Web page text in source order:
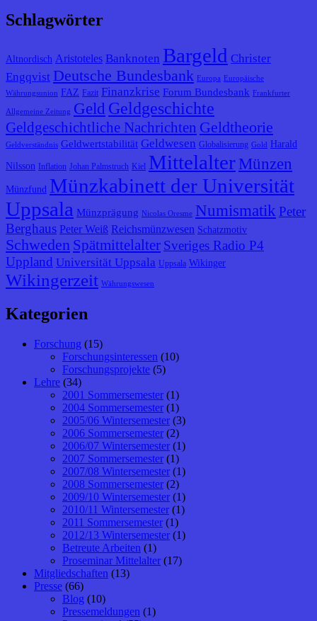
Schlagwörter
Altnordisch Aristoteles Banknoten Bargeld Christer
Engqvist Deutsche Bundesbank Europa
Europäische
Währungsunion FAZ Fazit Finanzkrise Forum Bundesbank Frankfurter
Allgemeine Zeitung Geld Geldgeschichte
Geldgeschichtliche Nachrichten Geldtheorie
Geldverständnis Geldwertstabilität Geldwesen Globalisierung Gold Harald
Nilsson Inflation Johan Palmstruch Kiel Mittelalter Münzen
Münzfund Münzkabinett der Universität
Uppsala Münzprägung Nicolas Oresme Numismatik Peter
Berghaus Peter Weiß Reichsmünzwesen Schatzmotiv
Schweden Spätmittelalter Sveriges Radio P4
Uppland Universität Uppsala Uppsala Wikinger
Wikingerzeit Währungswesen
Kategorien
Forschung (15)
Forschungsinteressen (10)
Forschungsprojekte (5)
Lehre (34)
2001 Sommersemester (1)
2004 Sommersemester (1)
2005/06 Wintersemester (3)
2006 Sommersemester (2)
2006/07 Wintersemester (1)
2007 Sommersemester (1)
2007/08 Wintersemester (1)
2008 Sommersemester (2)
2009/10 Wintersemester (1)
2010/11 Wintersemester (1)
2011 Sommersemester (1)
2012/13 Wintersemester (1)
Betreute Arbeiten (1)
Proseminar Mittelalter (17)
Mitgliedschaften (13)
Presse (66)
Blog (10)
Pressemeldungen (1)